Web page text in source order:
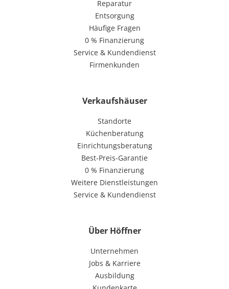
Reparatur
Entsorgung
Häufige Fragen
0 % Finanzierung
Service & Kundendienst
Firmenkunden
Verkaufshäuser
Standorte
Küchenberatung
Einrichtungsberatung
Best-Preis-Garantie
0 % Finanzierung
Weitere Dienstleistungen
Service & Kundendienst
Über Höffner
Unternehmen
Jobs & Karriere
Ausbildung